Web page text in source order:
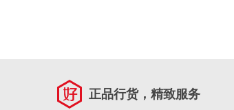
正品行货，精致服务